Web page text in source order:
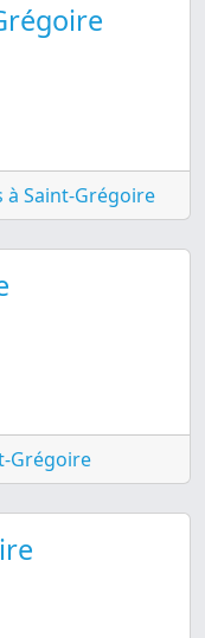
à Saint-Grégoire
Grégoire